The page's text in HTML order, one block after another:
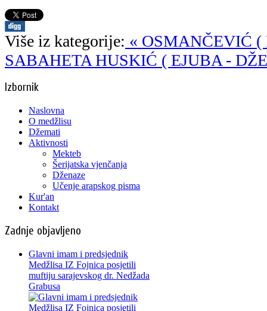
Više iz kategorije: « OSMANČEVIĆ
SABAHETA HUSKIĆ ( EJUBA -
Izbornik
Naslovna
O medžlisu
Džemati
Aktivnosti
Mekteb
Šerijatska vjenčanja
Dženaze
Učenje arapskog pisma
Kur'an
Kontakt
Zadnje objavljeno
Glavni imam i predsjednik
Medžlisa IZ Fojnica posjetili
muftiju sarajevskog dr. Nedžada
Grabusa